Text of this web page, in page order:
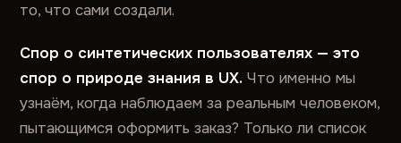
то, что сами создали.
Спор о синтетических пользователях — это
спор о природе знания в UX. Что именно мы
узнаём, когда наблюдаем за реальным человеком,
пытающимся оформить заказ? Только ли список